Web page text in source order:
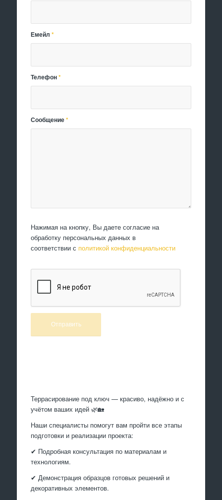
Емейл*
Телефон*
Сообщение*
Нажимая на кнопку, Вы даете согласие на
обработку персональных данных в
соответствии с политикой конфиденциальности
Террасирование под ключ — красиво, надёжно и с
учётом ваших идей 🌿🏡
Наши специалисты помогут вам пройти все этапы
подготовки и реализации проекта:
✔ Подробная консультация по материалам и
технологиям.
✔ Демонстрация образцов готовых решений и
декоративных элементов.